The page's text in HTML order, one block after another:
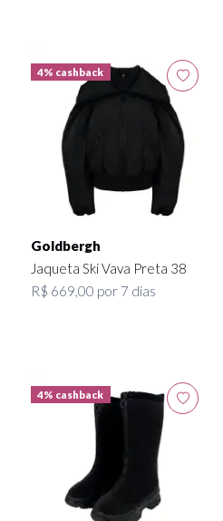
4% cashback
Goldbergh
Jaqueta Ski Vava Preta 38
R$ 669,00 por 7 dias
4% cashback